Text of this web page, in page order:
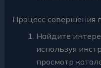
Процесс совершения
Найдите
используя
просмотр